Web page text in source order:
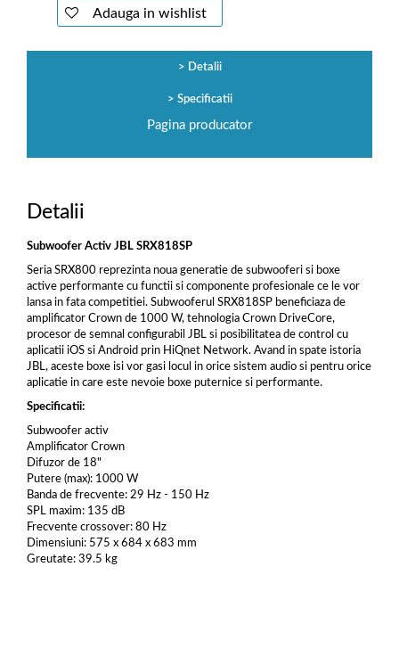
Adauga in wishlist
Detalii
Specificatii
Pagina producator
Detalii
Subwoofer Activ JBL SRX818SP
Seria SRX800 reprezinta noua generatie de subwooferi si boxe
active performante cu functii si componente profesionale ce le vor
lansa in fata competitiei. Subwooferul SRX818SP beneficiaza de
amplificator Crown de 1000 W, tehnologia Crown DriveCore,
procesor de semnal configurabil JBL si posibilitatea de control cu
aplicatii iOS si Android prin HiQnet Network. Avand in spate istoria
JBL, aceste boxe isi vor gasi locul in orice sistem audio si pentru orice
aplicatie in care este nevoie boxe puternice si performante.
Specificatii:
Subwoofer activ
Amplificator Crown
Difuzor de 18"
Putere (max): 1000 W
Banda de frecvente: 29 Hz - 150 Hz
SPL maxim: 135 dB
Frecvente crossover: 80 Hz
Dimensiuni: 575 x 684 x 683 mm
Greutate: 39.5 kg